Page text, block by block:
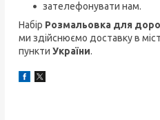
зателефонувати нам.
Набір Розмальовка для
ми здійснюємо доставку в
пункти України.